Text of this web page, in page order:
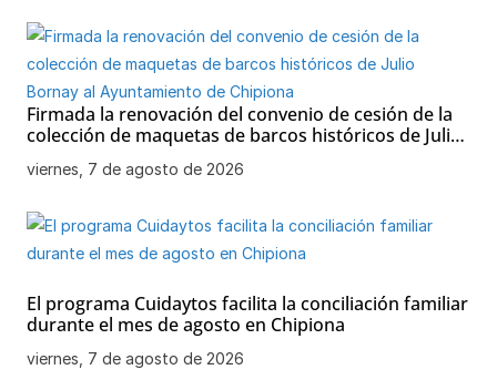
Firmada la renovación del convenio de cesión de la
colección de maquetas de barcos históricos de Julio
Bornay al Ayuntamiento de Chipiona
viernes, 7 de agosto de 2026
El programa Cuidaytos facilita la conciliación familiar
durante el mes de agosto en Chipiona
viernes, 7 de agosto de 2026